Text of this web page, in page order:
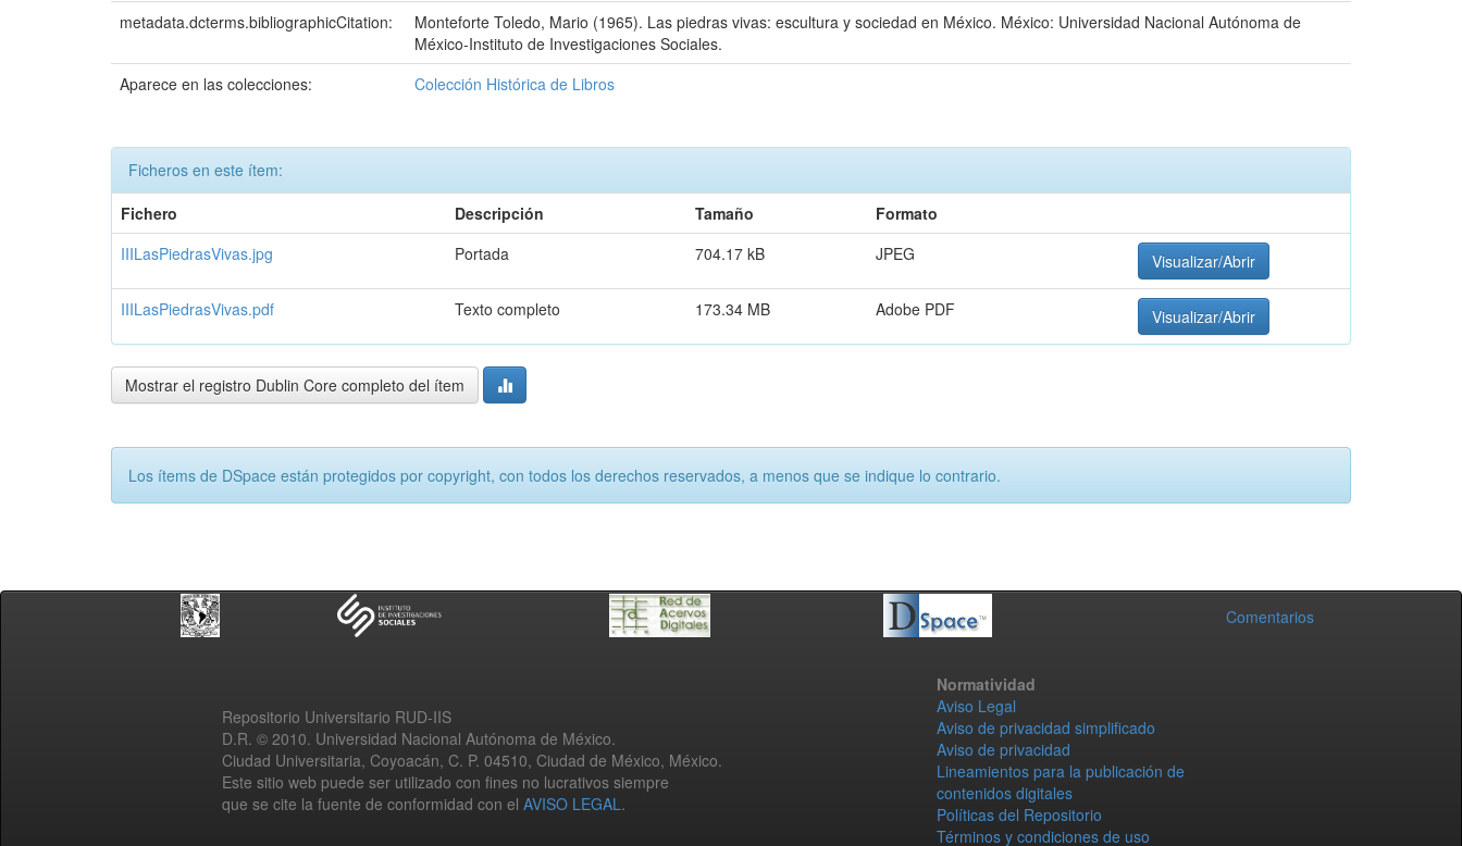
metadata.dcterms.bibliographicCitation:
Monteforte Toledo, Mario (1965). Las piedras vivas: escultura y sociedad en México. México: Universidad Nacional Autónoma de
México-Instituto de Investigaciones Sociales.
Aparece en las colecciones:
Colección Histórica de Libros
Ficheros en este ítem:
Fichero
Descripción Tamaño
Formato
IIILasPiedrasVivas.jpg
Portada 704.17 kB JPEG Visualizar/Abrir
IIILasPiedrasVivas.pdf Texto completo 173.34 MB Adobe PDF Visualizar/Abrir
Mostrar el registro Dublin Core completo del ítem
Los ítems de DSpace están protegidos por copyright, con todos los derechos reservados, a menos que se indique lo contrario.
Comentarios
Repositorio Universitario RUD-IIS
D.R. © 2010. Universidad Nacional Autónoma de México.
Ciudad Universitaria, Coyoacán, C. P. 04510, Ciudad de México, México.
Este sitio web puede ser utilizado con fines no lucrativos siempre
que se cite la fuente de conformidad con el AVISO LEGAL.
Normatividad
Aviso Legal
Aviso de privacidad simplificado
Aviso de privacidad
Lineamientos para la publicación de
contenidos digitales
Políticas del Repositorio
Términos y condiciones de uso